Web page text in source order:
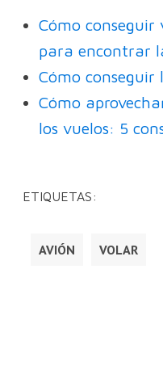
Cómo conseguir
para encontrar
Cómo
Cómo
los vuelos: 5
ETIQUETAS:
AVIÓN VOLAR